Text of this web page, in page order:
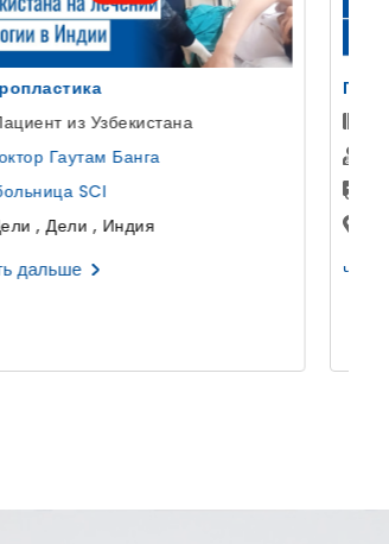
Голливудская Улыбка
Пациентка из Казани, Россия
Др Аман Ахуджа
Космодент
Гуруграм , Харьяна , Индия
читать дальше